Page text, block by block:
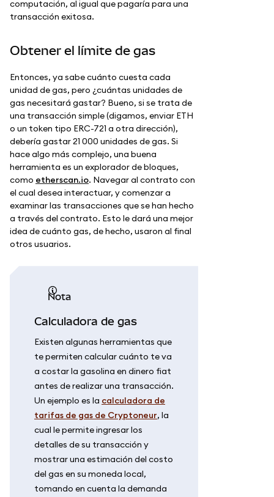
computación, al igual que pagaría para una
transacción exitosa.
Obtener el límite de gas
Entonces, ya sabe cuánto cuesta cada
unidad de gas, pero ¿cuántas unidades de
gas necesitará gastar? Bueno, si se trata de
una transacción simple (digamos, enviar ETH
o un token tipo ERC-721 a otra dirección),
debería gastar 21 000 unidades de gas. Si
hace algo más complejo, una buena
herramienta es un explorador de bloques,
como etherscan.io. Navegar al contrato con
el cual desea interactuar, y comenzar a
examinar las transacciones que se han hecho
a través del contrato. Esto le dará una mejor
idea de cuánto gas, de hecho, usaron al final
otros usuarios.
nota
Calculadora de gas
Existen algunas herramientas que
te permiten calcular cuánto te va
a costar la gasolina en dinero fiat
antes de realizar una transacción.
Un ejemplo es la calculadora de
tarifas de gas de Cryptoneur, la
cual le permite ingresar los
detalles de su transacción y
mostrar una estimación del costo
del gas en su moneda local,
tomando en cuenta la demanda